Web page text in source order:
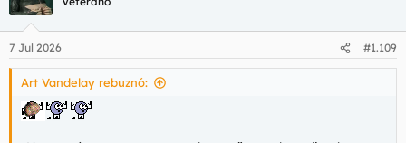
i
e
s
7 Jul 2026 #1.109
Art Vandelay rebuznó: